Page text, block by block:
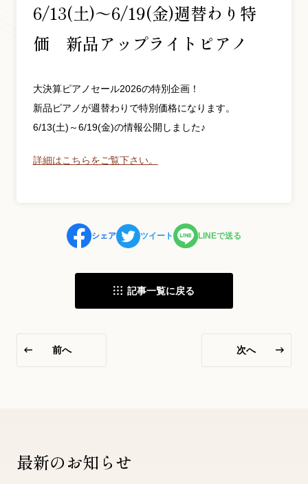
06-6252-0432
受付時間 10:00～19:00 (水曜定休)
大阪・本町のピアノ専門店
大阪府大阪市中央区北久宝寺町3丁目3−4
YouTube 公式チャンネル
6/13(土)～6/19(金)週替わり特
価 新品アップライトピアノ
大決算ピアノセール2026の特別企画！
新品ピアノが週替わりで特別価格になります。
6/13(土)～6/19(金)の情報公開しました♪
詳細はこちらをご覧下さい。
シェア ツイート LINEで送る
記事一覧に戻る
前へ 次へ
最新のお知らせ